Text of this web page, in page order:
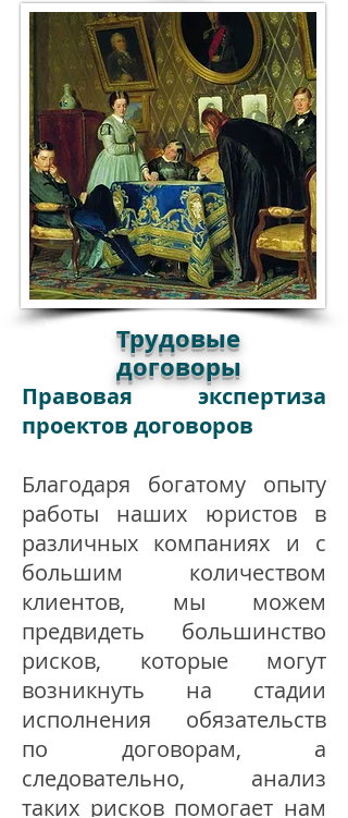
Трудовые
договоры
Правовая экспертиза
проектов договоров
Благодаря богатому опыту
работы наших юристов в
различных компаниях и с
большим количеством
клиентов, мы можем
предвидеть большинство
рисков, которые могут
возникнуть на стадии
исполнения обязательств
по договорам, а
следовательно, анализ
таких рисков помогает нам